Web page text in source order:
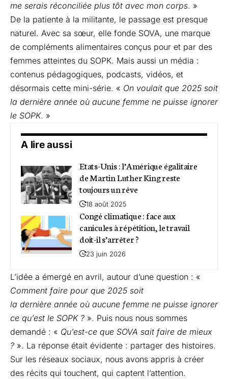
me serais réconciliée plus tôt avec mon corps. »
De la patiente à la militante, le passage est presque
naturel. Avec sa sœur, elle fonde SOVA, une marque
de compléments alimentaires conçus pour et par des
femmes atteintes du SOPK. Mais aussi un média :
contenus pédagogiques, podcasts, vidéos, et
désormais cette mini-série. « On voulait que 2025 soit
la dernière année où aucune femme ne puisse ignorer
le SOPK. »
A lire aussi
Etats-Unis : l’Amérique égalitaire
de Martin Luther King reste
toujours un rêve
18 août 2025
Congé climatique : face aux
canicules à répétition, le travail
doit-il s’arrêter ?
23 juin 2026
L’idée a émergé en avril, autour d’une question : «
Comment faire pour que 2025 soit
la dernière année où aucune femme ne puisse ignorer
ce qu’est le SOPK ? ». Puis nous nous sommes
demandé : « Qu’est-ce que SOVA sait faire de mieux
? ». La réponse était évidente : partager des histoires.
Sur les réseaux sociaux, nous avons appris à créer
des récits qui touchent, qui captent l’attention.